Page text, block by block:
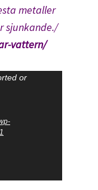
metaller
sjunkande./
vattern/
or